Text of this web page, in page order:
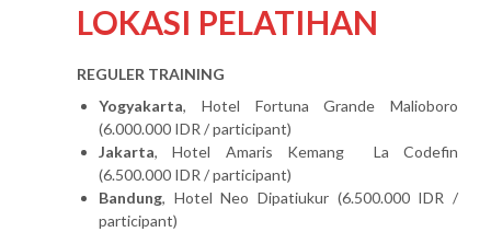
LOKASI PELATIHAN
REGULER TRAINING
Yogyakarta, Hotel Fortuna Grande Malioboro
(6.000.000 IDR / participant)
Jakarta, Hotel Amaris Kemang La Codefin
(6.500.000 IDR / participant)
Bandung, Hotel Neo Dipatiukur (6.500.000 IDR /
participant)